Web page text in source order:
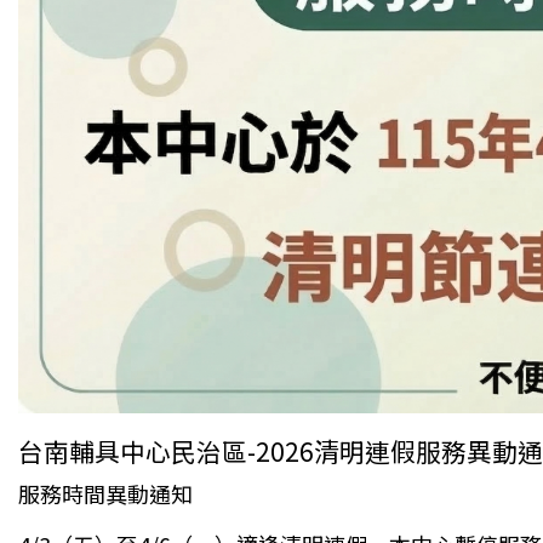
台南輔具中心民治區-2026清明連假服務異動
服務時間異動通知